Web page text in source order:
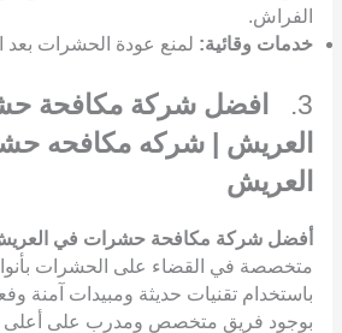
الفراش.
خدمات وقائية: لمنع عودة الحشرات بعد
3.
افضل شركة مكافحة
العريش | شركه مكافحه
العريش
أفضل شركة مكافحة حشرات في
متخصصة في القضاء على الحشرات
باستخدام تقنيات حديثة ومبيدات آمنة
بوجود فريق متخصص ومدرب على أعلى